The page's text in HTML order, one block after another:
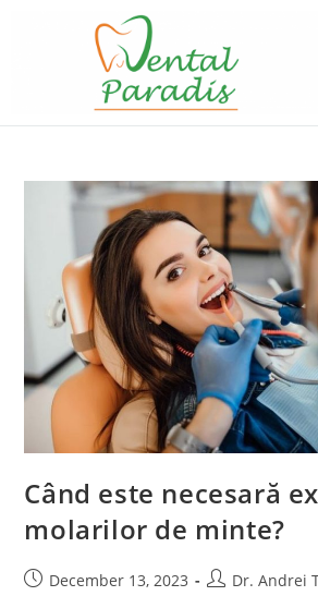
Când este necesară
molarilor de minte?
December 13, 2023
Dr. Andrei